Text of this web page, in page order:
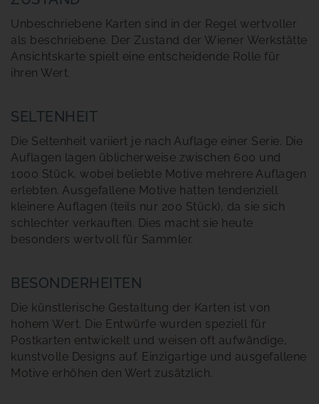
Unbeschriebene Karten sind in der Regel wertvoller
als beschriebene. Der Zustand der Wiener Werkstätte
Ansichtskarte spielt eine entscheidende Rolle für
ihren Wert.
SELTENHEIT
Die Seltenheit variiert je nach Auflage einer Serie. Die
Auflagen lagen üblicherweise zwischen 600 und
1000 Stück, wobei beliebte Motive mehrere Auflagen
erlebten. Ausgefallene Motive hatten tendenziell
kleinere Auflagen (teils nur 200 Stück), da sie sich
schlechter verkauften. Dies macht sie heute
besonders wertvoll für Sammler.
BESONDERHEITEN
Die künstlerische Gestaltung der Karten ist von
hohem Wert. Die Entwürfe wurden speziell für
Postkarten entwickelt und weisen oft aufwändige,
kunstvolle Designs auf. Einzigartige und ausgefallene
Motive erhöhen den Wert zusätzlich.